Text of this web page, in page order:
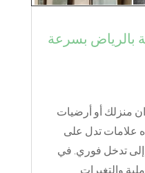
بالرياض بسرعة
منزلك أو أرضيات
علامات تدل على
تدخل فوري. في
والتغيرات